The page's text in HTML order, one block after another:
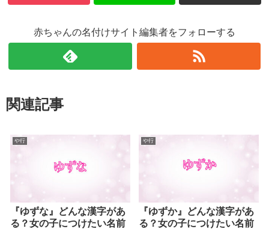
赤ちゃんの名付けサイト編集者をフォローする
関連記事
や行
『ゆずな』どんな漢字があ
る？女の子につけたい名前
や行
『ゆずか』どんな漢字があ
る？女の子につけたい名前